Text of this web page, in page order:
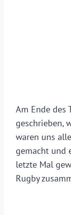
Am Ende des
geschrieben,
waren uns
gemacht und
letzte Mal
Rugby